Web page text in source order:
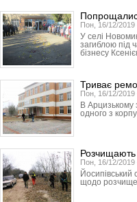
Пон, 16/12/2019
У селі
загиблою під
бізнесу
Триває
Пон, 16/12/2019
В Арцизькому
одного з
Розчищають
Пон, 16/12/2019
щодо